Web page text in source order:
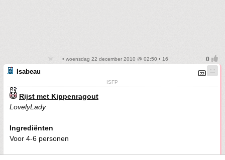
• woensdag 22 december 2010 @ 02:50 • 16
Isabeau
ISFP
Rijst met Kippenragout
LovelyLady
Ingrediënten
Voor 4-6 personen